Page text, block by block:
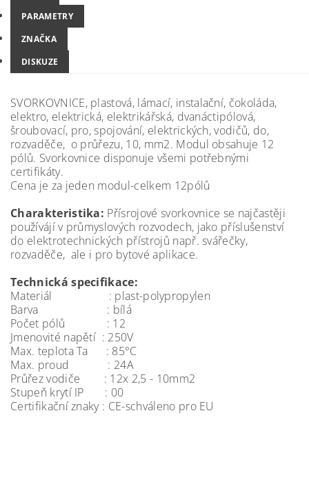
PARAMETRY
ZNAČKA
DISKUZE
SVORKOVNICE, plastová, lámací, instalační, čokoláda,
elektro, elektrická, elektrikářská, dvanáctipólová,
šroubovací, pro, spojování, elektrických, vodičů, do,
rozvaděče, o průřezu, 10, mm2. Modul obsahuje 12
pólů. Svorkovnice disponuje všemi potřebnými
certifikáty.
Cena je za jeden modul-celkem 12pólů
Charakteristika: Přísrojové svorkovnice se najčastěji
používájí v průmyslových rozvodech, jako příslušenství
do elektrotechnických přístrojů např. svářečky,
rozvaděče, ale i pro bytové aplikace.
Technická specifikace:
Materiál : plast-polypropylen
Barva : bílá
Počet pólů : 12
Jmenovité napětí : 250V
Max. teplota Ta : 85°C
Max. proud : 24A
Průřez vodiče : 12x 2,5 - 10mm2
Stupeň krytí IP : 00
Certifikační znaky : CE-schváleno pro EU